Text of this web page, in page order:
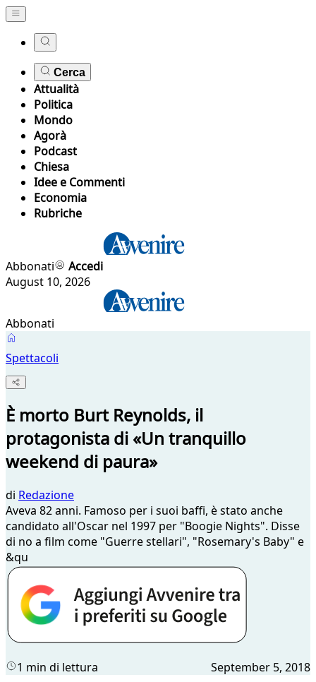
Cerca
Attualità
Politica
Mondo
Agorà
Podcast
Chiesa
Idee e Commenti
Economia
Rubriche
Abbonati
Accedi
August 10, 2026
Abbonati
Spettacoli
È morto Burt Reynolds, il
protagonista di «Un tranquillo
weekend di paura»
di Redazione
Aveva 82 anni. Famoso per i suoi baffi, è stato anche
candidato all'Oscar nel 1997 per "Boogie Nights". Disse
di no a film come "Guerre stellari", "Rosemary's Baby" e
&qu
1 min di lettura September 5, 2018